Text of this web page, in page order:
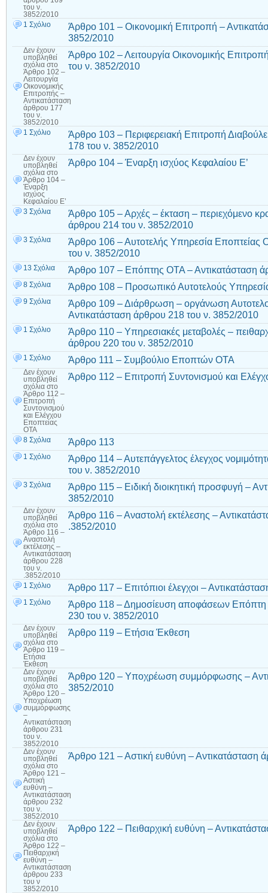
του ν.
3852/2010
1 Σχόλιο
Άρθρο 101 – Οικονομική Επιτροπή –
3852/2010
Δεν έχουν
υποβληθεί
σχόλια στο
Άρθρο 102 –
Λειτουργία
Οικονομικής
Επιτροπής –
Αντικατάσταση
άρθρου 177
του ν.
3852/2010
Άρθρο 102 – Λειτουργία Οικονομικής
του ν. 3852/2010
1 Σχόλιο
Άρθρο 103 – Περιφερειακή Επιτροπή
178 του ν. 3852/2010
Δεν έχουν
υποβληθεί
σχόλια στο
Άρθρο 104 –
Έναρξη
ισχύος
Κεφαλαίου Ε’
Άρθρο 104 – Έναρξη ισχύος Κεφαλαίου Ε’
3 Σχόλια
Άρθρο 105 – Αρχές – έκταση – περιεχόμενο
άρθρου 214 του ν. 3852/2010
3 Σχόλια
Άρθρο 106 – Αυτοτελής Υπηρεσία Εποπτείας
του ν. 3852/2010
13 Σχόλια Άρθρο 107 – Επόπτης ΟΤΑ – Αντικατάσταση
8 Σχόλια Άρθρο 108 – Προσωπικό Αυτοτελούς
9 Σχόλια
Άρθρο 109 – Διάρθρωση – οργάνωση
Αντικατάσταση άρθρου 218 του ν. 3852/2010
1 Σχόλιο
Άρθρο 110 – Υπηρεσιακές μεταβολές –
άρθρου 220 του ν. 3852/2010
1 Σχόλιο Άρθρο 111 – Συμβούλιο Εποπτών ΟΤΑ
Δεν έχουν
υποβληθεί
σχόλια στο
Άρθρο 112 –
Επιτροπή
Συντονισμού
και Ελέγχου
Εποπτείας
ΟΤΑ
Άρθρο 112 – Επιτροπή Συντονισμού και
8 Σχόλια Άρθρο 113
1 Σχόλιο
Άρθρο 114 – Αυτεπάγγελτος έλεγχος
του ν. 3852/2010
3 Σχόλια
Άρθρο 115 – Ειδική διοικητική προσφυγή –
3852/2010
Δεν έχουν
υποβληθεί
σχόλια στο
Άρθρο 116 –
Αναστολή
εκτέλεσης –
Αντικατάσταση
άρθρου 228
του ν.
.3852/2010
Άρθρο 116 – Αναστολή εκτέλεσης –
.3852/2010
1 Σχόλιο Άρθρο 117 – Επιτόπιοι έλεγχοι –
1 Σχόλιο
Άρθρο 118 – Δημοσίευση αποφάσεων Επόπτη
230 του ν. 3852/2010
Δεν έχουν
υποβληθεί
σχόλια στο
Άρθρο 119 –
Ετήσια
Έκθεση
Άρθρο 119 – Ετήσια Έκθεση
Δεν έχουν
υποβληθεί
σχόλια στο
Άρθρο 120 –
Υποχρέωση
συμμόρφωσης
–
Αντικατάσταση
άρθρου 231
του ν.
3852/2010
Άρθρο 120 – Υποχρέωση συμμόρφωσης –
3852/2010
Δεν έχουν
υποβληθεί
σχόλια στο
Άρθρο 121 –
Αστική
ευθύνη –
Αντικατάσταση
άρθρου 232
του ν.
3852/2010
Άρθρο 121 – Αστική ευθύνη – Αντικατάσταση
Δεν έχουν
υποβληθεί
σχόλια στο
Άρθρο 122 –
Πειθαρχική
ευθύνη –
Αντικατάσταση
άρθρου 233
του ν
3852/2010
Άρθρο 122 – Πειθαρχική ευθύνη –